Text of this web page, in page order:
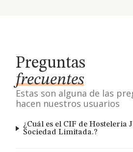
Preguntas
frecuentes
Estas son alguna de las
hacen nuestros usuarios
¿Cuál es el CIF de Hosteleria
Sociedad Limitada.?